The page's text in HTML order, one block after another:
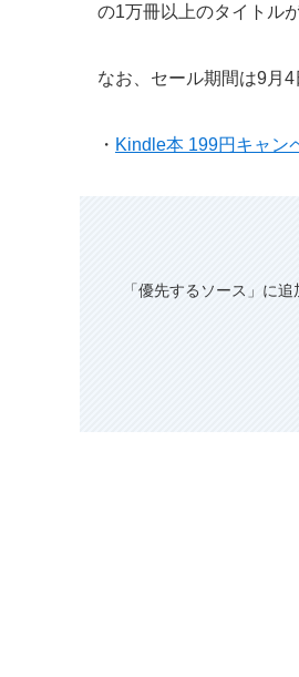
の1万冊以上のタイトル
なお、セール期間は9月
・ Kindle本 199円キャン
「優先するソース」に